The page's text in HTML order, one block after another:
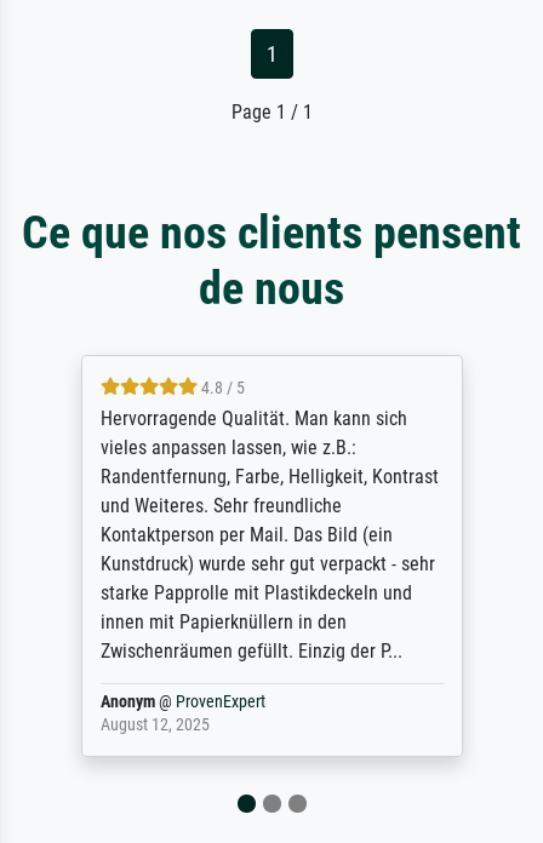
1
Page 1 / 1
Ce que nos clients pensent
de nous
4.8 / 5
So, I ordered a large print of The
Annunciation by Fra Angelico from a very
large and popular American "art/poster"
site advertising giclee print quality. The
quality for a large print was atrocious. They
refunded me when I sent pictures of the
blurry print vs. a Wikipedia commons
representation. They stated they couldn't
do ...
Anonym@ProvenExpert
December 4, 2025